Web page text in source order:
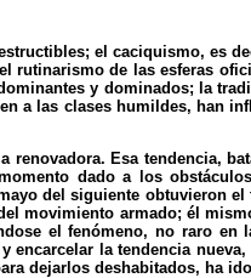
el caciquismo, es
de las esferas
y dominados; la
a las clases humildes, han
Esa tendencia,
dado a los
del siguiente obtuvieron
movimiento armado; él
el fenómeno, no raro
la tendencia
dejarlos deshabitados, ha